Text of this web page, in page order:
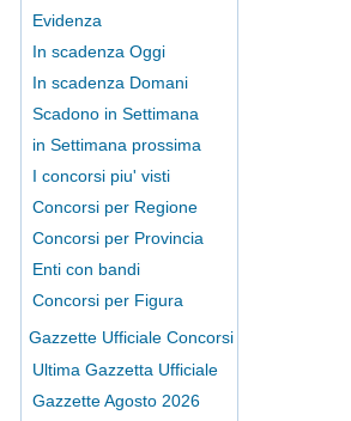
Evidenza
In scadenza Oggi
In scadenza Domani
Scadono in Settimana
in Settimana prossima
I concorsi piu' visti
Concorsi per Regione
Concorsi per Provincia
Enti con bandi
Concorsi per Figura
Gazzette Ufficiale Concorsi
Ultima Gazzetta Ufficiale
Gazzette Agosto 2026